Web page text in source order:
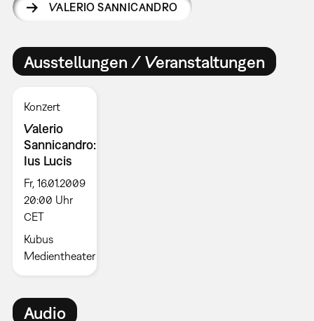
VALERIO SANNICANDRO
Ausstellungen / Veranstaltungen
Konzert
Valerio
Sannicandro:
Ius Lucis
Fr, 16.01.2009
20:00 Uhr
CET
Kubus
Medientheater
Audio